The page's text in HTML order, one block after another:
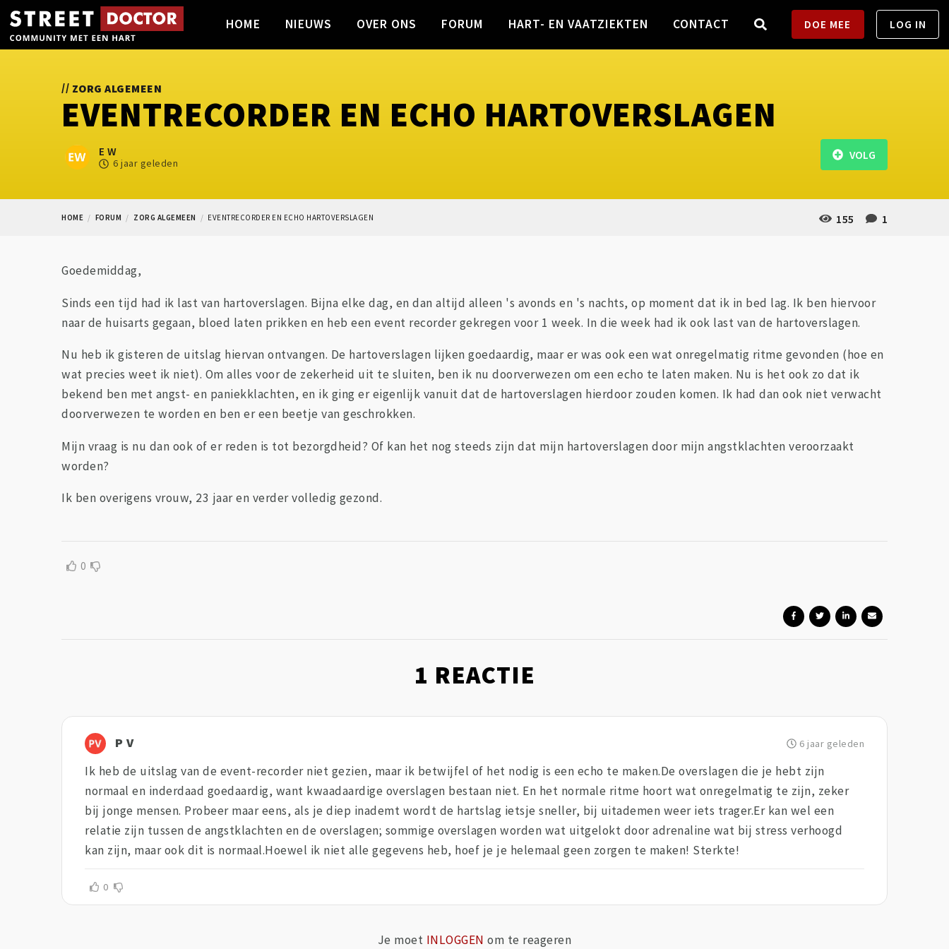
HOME NIEUWS OVER ONS FORUM HART- EN VAATZIEKTEN CONTACT DOE MEE LOG IN
// ZORG ALGEMEEN
EVENTRECORDER EN ECHO HARTOVERSLAGEN
E W
6 jaar geleden
155 1
VOLG
HOME FORUM ZORG ALGEMEEN EVENTRECORDER EN ECHO HARTOVERSLAGEN
Goedemiddag,
Sinds een tijd had ik last van hartoverslagen. Bijna elke dag, en dan altijd alleen 's avonds en 's nachts, op moment dat ik in bed lag. Ik ben hiervoor
naar de huisarts gegaan, bloed laten prikken en heb een event recorder gekregen voor 1 week. In die week had ik ook last van de hartoverslagen.
Nu heb ik gisteren de uitslag hiervan ontvangen. De hartoverslagen lijken goedaardig, maar er was ook een wat onregelmatig ritme gevonden (hoe en
wat precies weet ik niet). Om alles voor de zekerheid uit te sluiten, ben ik nu doorverwezen om een echo te laten maken. Nu is het ook zo dat ik
bekend ben met angst- en paniekklachten, en ik ging er eigenlijk vanuit dat de hartoverslagen hierdoor zouden komen. Ik had dan ook niet verwacht
doorverwezen te worden en ben er een beetje van geschrokken.
Mijn vraag is nu dan ook of er reden is tot bezorgdheid? Of kan het nog steeds zijn dat mijn hartoverslagen door mijn angstklachten veroorzaakt
worden?
Ik ben overigens vrouw, 23 jaar en verder volledig gezond.
0
1 REACTIE
P V 6 jaar geleden
Ik heb de uitslag van de event-recorder niet gezien, maar ik betwijfel of het nodig is een echo te maken.De overslagen die je hebt zijn
normaal en inderdaad goedaardig, want kwaadaardige overslagen bestaan niet. En het normale ritme hoort wat onregelmatig te zijn, zeker
bij jonge mensen. Probeer maar eens, als je diep inademt wordt de hartslag ietsje sneller, bij uitademen weer iets trager.Er kan wel een
relatie zijn tussen de angstklachten en de overslagen; sommige overslagen worden wat uitgelokt door adrenaline wat bij stress verhoogd
kan zijn, maar ook dit is normaal.Hoewel ik niet alle gegevens heb, hoef je je helemaal geen zorgen te maken! Sterkte!
0
Je moet INLOGGEN om te reageren